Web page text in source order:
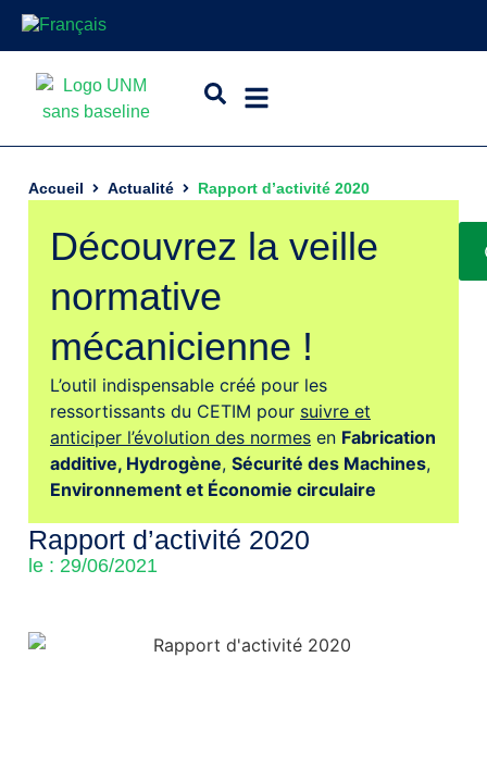
Accueil Actualité Rapport d’activité 2020
Découvrez la veille
normative
mécanicienne !
L’outil indispensable créé pour les
ressortissants du CETIM pour suivre et
anticiper l’évolution des normes en Fabrication
additive, Hydrogène, Sécurité des Machines,
Environnement et Économie circulaire
Rapport d’activité 2020
le : 29/06/2021